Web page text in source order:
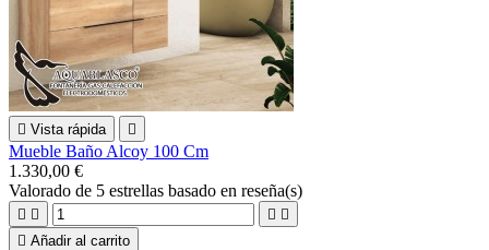
 Vista rápida 
Mueble Baño Alcoy 100 Cm
1.330,00 €
Valorado de 5 estrellas basado en reseña(s)
   
 Añadir al carrito